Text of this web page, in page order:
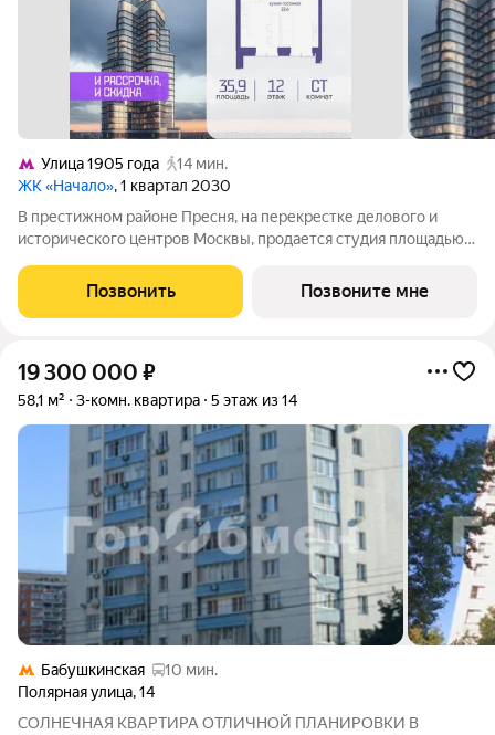
Улица 1905 года
14 мин.
ЖК «Начало», 1 квартал 2030
В престижном районе Пресня, на перекрестке делового и
исторического центров Москвы, продается студия площадью
этажного дома, в новом элитном жилом комплексе «Начало»
от девелопера «Донстрой».
Позвонить Позвоните мне
19 300 000 ₽
58,1 м² 3-комн. квартира 5 этаж из 14
Бабушкинская
10 мин.
Полярная улица,14
СОЛНЕЧНАЯ КВАРТИРА ОТЛИЧНОЙ ПЛАНИРОВКИ В